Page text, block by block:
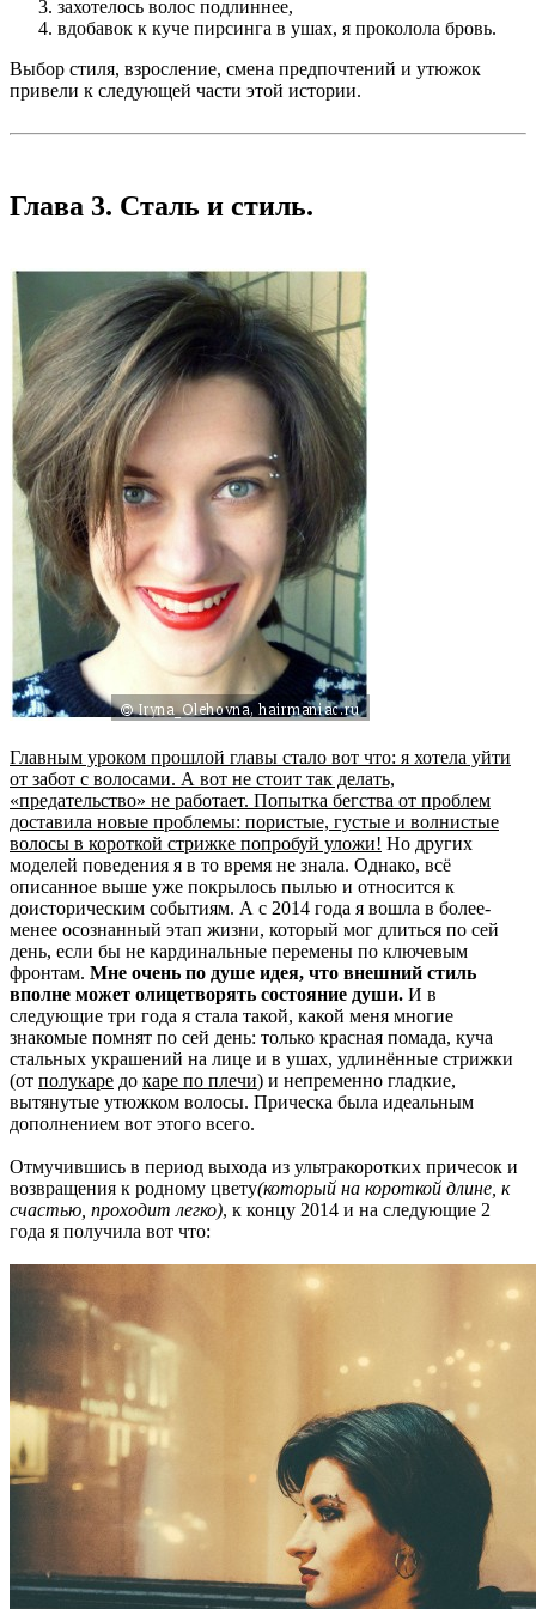
захотелось волос подлиннее,
вдобавок к куче пирсинга в ушах, я проколола бровь.
Выбор стиля, взросление, смена предпочтений и утюжок
привели к следующей части этой истории.
Глава 3. Сталь и стиль.
Главным уроком прошлой главы стало вот что: я хотела уйти
от забот с волосами. А вот не стоит так делать,
«предательство» не работает. Попытка бегства от проблем
доставила новые проблемы: пористые, густые и волнистые
волосы в короткой стрижке попробуй уложи! Но других
моделей поведения я в то время не знала. Однако, всё
описанное выше уже покрылось пылью и относится к
доисторическим событиям. А с 2014 года я вошла в более-
менее осознанный этап жизни, который мог длиться по сей
день, если бы не кардинальные перемены по ключевым
фронтам. Мне очень по душе идея, что внешний стиль
вполне может олицетворять состояние души. И в
следующие три года я стала такой, какой меня многие
знакомые помнят по сей день: только красная помада, куча
стальных украшений на лице и в ушах, удлинённые стрижки
(от полукаре до каре по плечи) и непременно гладкие,
вытянутые утюжком волосы. Прическа была идеальным
дополнением вот этого всего.
Отмучившись в период выхода из ультракоротких причесок и
возвращения к родному цвету(который на короткой длине, к
счастью, проходит легко), к концу 2014 и на следующие 2
года я получила вот что: